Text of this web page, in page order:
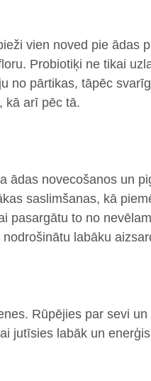
vien noved pie ādas
Probiotiķi ne tikai
no pārtikas, tāpēc
kā arī pēc tā.
ādas novecošanos un
saslimšanas, kā
pasargātu to no
labāku
Rūpējies par sevi un
jutīsies labāk un